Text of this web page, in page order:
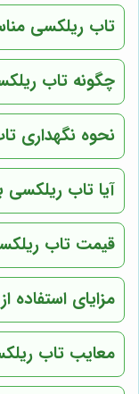
تاب ریلکسی
چگونه تاب
نحوه نگهداری
آیا تاب
قیمت تاب
مزایای
معایب تاب